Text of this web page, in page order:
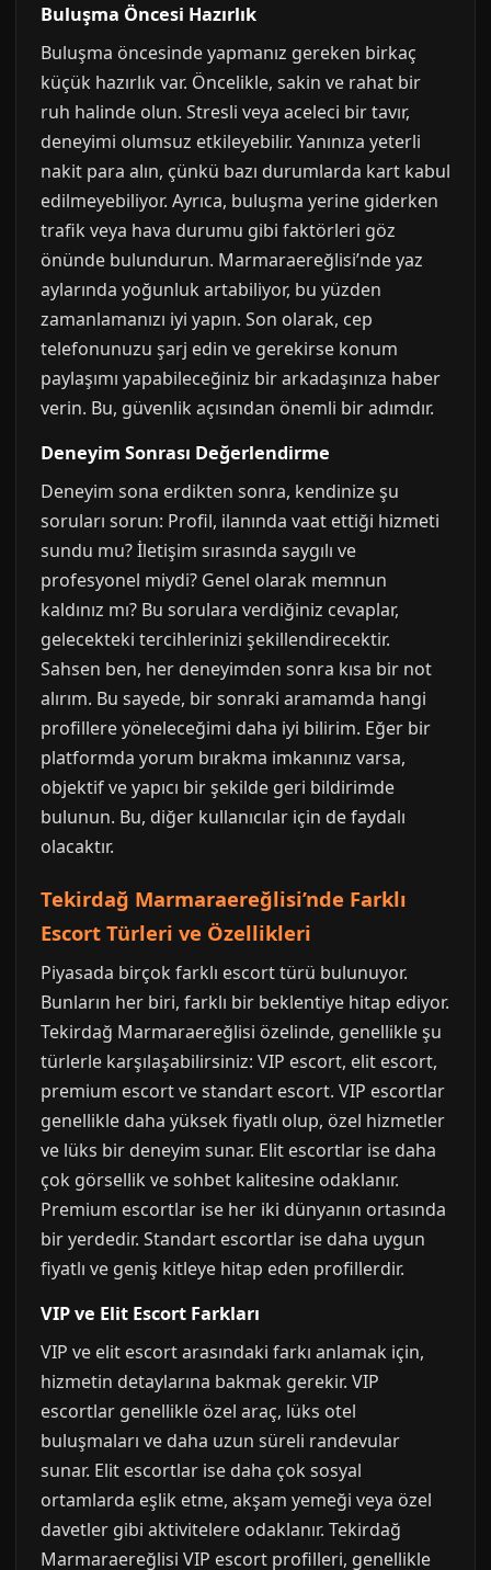
Buluşma Öncesi Hazırlık
Buluşma öncesinde yapmanız gereken birkaç
küçük hazırlık var. Öncelikle, sakin ve rahat bir
ruh halinde olun. Stresli veya aceleci bir tavır,
deneyimi olumsuz etkileyebilir. Yanınıza yeterli
nakit para alın, çünkü bazı durumlarda kart kabul
edilmeyebiliyor. Ayrıca, buluşma yerine giderken
trafik veya hava durumu gibi faktörleri göz
önünde bulundurun. Marmaraereğlisi’nde yaz
aylarında yoğunluk artabiliyor, bu yüzden
zamanlamanızı iyi yapın. Son olarak, cep
telefonunuzu şarj edin ve gerekirse konum
paylaşımı yapabileceğiniz bir arkadaşınıza haber
verin. Bu, güvenlik açısından önemli bir adımdır.
Deneyim Sonrası Değerlendirme
Deneyim sona erdikten sonra, kendinize şu
soruları sorun: Profil, ilanında vaat ettiği hizmeti
sundu mu? İletişim sırasında saygılı ve
profesyonel miydi? Genel olarak memnun
kaldınız mı? Bu sorulara verdiğiniz cevaplar,
gelecekteki tercihlerinizi şekillendirecektir.
Sahsen ben, her deneyimden sonra kısa bir not
alırım. Bu sayede, bir sonraki aramamda hangi
profillere yöneleceğimi daha iyi bilirim. Eğer bir
platformda yorum bırakma imkanınız varsa,
objektif ve yapıcı bir şekilde geri bildirimde
bulunun. Bu, diğer kullanıcılar için de faydalı
olacaktır.
Tekirdağ Marmaraereğlisi’nde Farklı
Escort Türleri ve Özellikleri
Piyasada birçok farklı escort türü bulunuyor.
Bunların her biri, farklı bir beklentiye hitap ediyor.
Tekirdağ Marmaraereğlisi özelinde, genellikle şu
türlerle karşılaşabilirsiniz: VIP escort, elit escort,
premium escort ve standart escort. VIP escortlar
genellikle daha yüksek fiyatlı olup, özel hizmetler
ve lüks bir deneyim sunar. Elit escortlar ise daha
çok görsellik ve sohbet kalitesine odaklanır.
Premium escortlar ise her iki dünyanın ortasında
bir yerdedir. Standart escortlar ise daha uygun
fiyatlı ve geniş kitleye hitap eden profillerdir.
VIP ve Elit Escort Farkları
VIP ve elit escort arasındaki farkı anlamak için,
hizmetin detaylarına bakmak gerekir. VIP
escortlar genellikle özel araç, lüks otel
buluşmaları ve daha uzun süreli randevular
sunar. Elit escortlar ise daha çok sosyal
ortamlarda eşlik etme, akşam yemeği veya özel
davetler gibi aktivitelere odaklanır. Tekirdağ
Marmaraereğlisi VIP escort profilleri, genellikle